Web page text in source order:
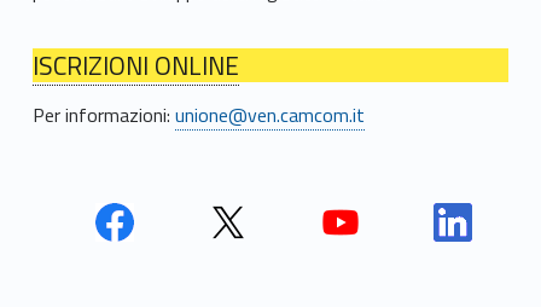
ISCRIZIONI ONLINE
Per informazioni: unione@ven.camcom.it